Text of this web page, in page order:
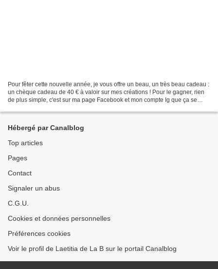
Pour fêter cette nouvelle année, je vous offre un beau, un très beau cadeau :
un chèque cadeau de 40 € à valoir sur mes créations ! Pour le gagner, rien
de plus simple, c'est sur ma page Facebook et mon compte Ig que ça se
Hébergé par Canalblog
Top articles
Pages
Contact
Signaler un abus
C.G.U.
Cookies et données personnelles
Préférences cookies
Voir le profil de Laetitia de La B sur le portail Canalblog